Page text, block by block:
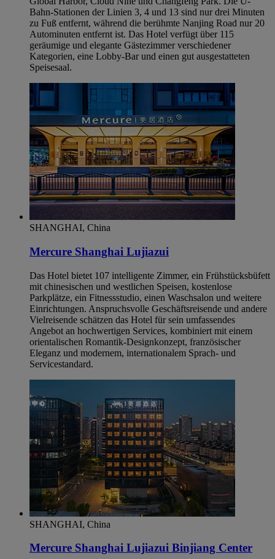
Bahn-Stationen der Linien 3, 4 und 13 sind nur drei Minuten
zu Fuß entfernt, während die berühmte Nanjing Road nur 20
Autominuten entfernt ist. Das Hotel verfügt über 115
geräumige und elegante Gästezimmer verschiedener
Kategorien, eine Lobby-Bar und einen gut ausgestatteten
Speisesaal.
SHANGHAI, China
Mercure Shanghai Lujiazui
Das Hotel bietet 107 intelligente Zimmer, ein Frühstücksbüfett
mit chinesischen und westlichen Speisen, kostenlose
Parkplätze, ein Fitnessstudio, einen Waschsalon und weitere
Einrichtungen. Anspruchsvolle Geschäftsreisende und andere
Vielreisende schätzen das Hotel für sein umfassendes
Angebot an hochwertigen Services, kombiniert mit einem
orientalischen Romantik-Designkonzept, französischer
Eleganz und modernem, internationalem Sprach- und
Servicestandard.
SHANGHAI, China
Mercure Shanghai Lujiazui Binjiang Center